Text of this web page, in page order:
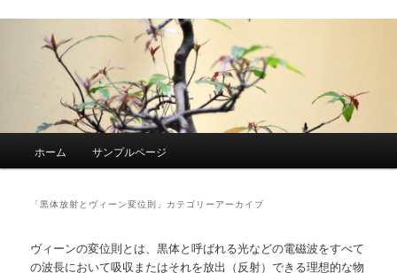
ホーム サンプルページ
「黒体放射とヴィーン変位則 」カテゴリーアーカイブ
ヴィーンの変位則とは、黒体と呼ばれる光などの電磁波をすべて
の波長において吸収またはそれを放出（反射）できる理想的な物